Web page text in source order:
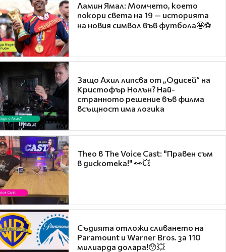
Ламин Ямал: Момчето, което
покори света на 19 — историята
на новия символ във футбола🤩⚽
Защо Ахил липсва от „Одисей“ на
Кристофър Нолън? Най-
странното решение във филма
всъщност има логика
Theo в The Voice Cast: "Правен съм
в дискотека!" 👀💥
Съдията отложи сливането на
Paramount и Warner Bros. за 110
милиарда долара!😯💥